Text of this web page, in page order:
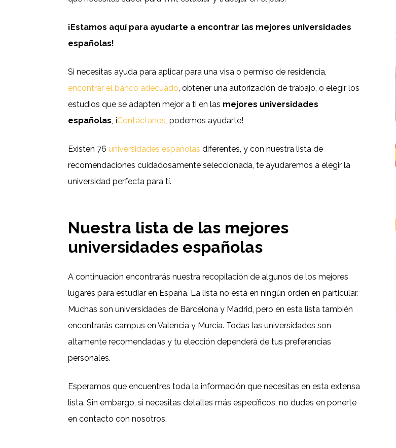
¡Estamos aquí para ayudarte a encontrar las mejores universidades
españolas!
Si necesitas ayuda para aplicar para una visa o permiso de residencia,
encontrar el banco adecuado , obtener una autorización de trabajo, o elegir los
estudios que se adapten mejor a ti en las mejores universidades
españolas , ¡Contáctanos, podemos ayudarte!
Existen 76universidades españolas diferentes, y con nuestra lista de
recomendaciones cuidadosamente seleccionada, te ayudaremos a elegir la
universidad perfecta para tí.
Nuestra lista de las mejores
universidades españolas
A continuación encontrarás nuestra recopilación de algunos de los mejores
lugares para estudiar en España. La lista no está en ningún orden en particular.
Muchas son universidades de Barcelona y Madrid, pero en esta lista también
encontrarás campus en Valencia y Murcia. Todas las universidades son
altamente recomendadas y tu elección dependerá de tus preferencias
personales.
Esperamos que encuentres toda la información que necesitas en esta extensa
lista. Sin embargo, si necesitas detalles más específicos, no dudes en ponerte
en contacto con nosotros.